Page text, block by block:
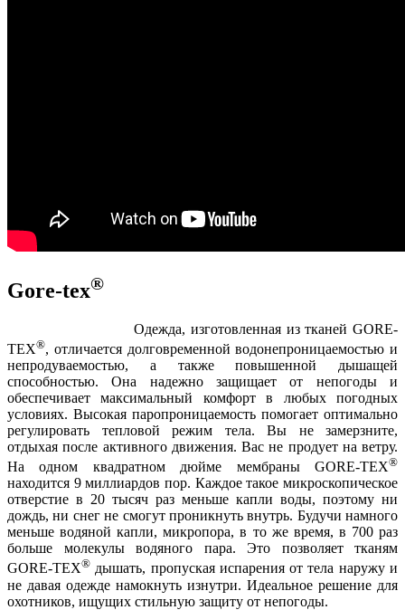
Gore-tex®
Одежда, изготовленная из тканей GORE-
TEX®, отличается долговременной водонепроницаемостью и
непродуваемостью, а также повышенной дышащей
способностью. Она надежно защищает от непогоды и
обеспечивает максимальный комфорт в любых погодных
условиях. Высокая паропроницаемость помогает оптимально
регулировать тепловой режим тела. Вы не замерзните,
отдыхая после активного движения. Вас не продует на ветру.
На одном квадратном дюйме мембраны GORE-TEX®
находится 9 миллиардов пор. Каждое такое микроскопическое
отверстие в 20 тысяч раз меньше капли воды, поэтому ни
дождь, ни снег не смогут проникнуть внутрь. Будучи намного
меньше водяной капли, микропора, в то же время, в 700 раз
больше молекулы водяного пара. Это позволяет тканям
GORE-TEX® дышать, пропуская испарения от тела наружу и
не давая одежде намокнуть изнутри. Идеальное решение для
охотников, ищущих стильную защиту от непогоды.